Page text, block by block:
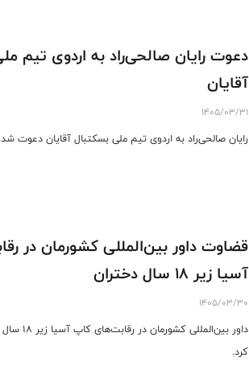
دعوت رایان صالحی‌راد به اردوی تیم
آقایان
1405/03/31
رایان صالحی‌راد به اردوی تیم ملی بسکتبال آقایان دعوت شد.
قضاوت داور بین‌المللی کشورمان در
آسیا زیر ۱۸ سال دختران
1405/03/30
داور
کرد.